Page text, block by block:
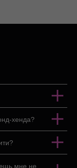
хенда?
мне не